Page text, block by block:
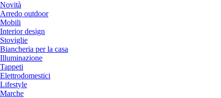
Novità
Arredo outdoor
Mobili
Interior design
Stoviglie
Biancheria per la casa
Illuminazione
Tappeti
Elettrodomestici
Lifestyle
Marche